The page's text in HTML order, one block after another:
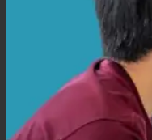
สมัครตัวแทน
เข้าสู่ระบบตัวแทน